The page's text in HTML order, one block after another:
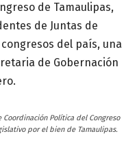
de Tamaulipas,
de Juntas de
del país, una
de Gobernación
Coordinación Política del Congreso
por el bien de Tamaulipas.